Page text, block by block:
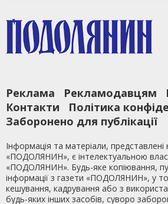
Реклама Рекламодавцям
Контакти
Політика
Заборонено для публікації
Інформація та матеріали, представлені
«ПОДОЛЯНИН», є інтелектуальною
«ПОДОЛЯНИН». Будь-яке копіювання,
інформації з газети «ПОДОЛЯНИН», у
кешування, кадрування або з
будь-яких інших засобів, суворо